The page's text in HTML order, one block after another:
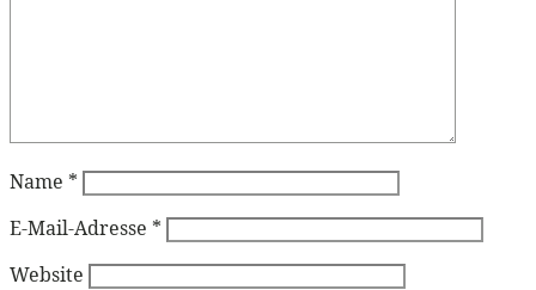
Name *
E-Mail-Adresse *
Website